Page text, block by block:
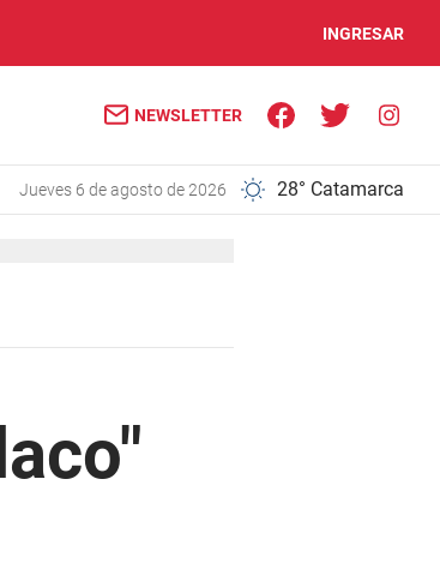
INGRESAR
NEWSLETTER
jueves 6 de agosto de 2026 28° Catamarca